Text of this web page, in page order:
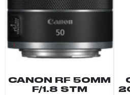
CANON RF 50MM
F/1.8 STM